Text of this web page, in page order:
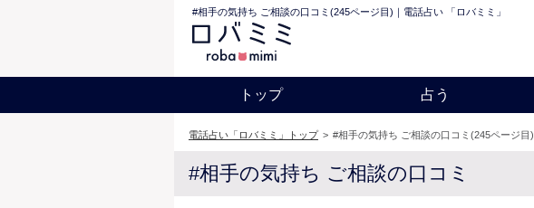
#相手の気持ち ご相談の口コミ(245ページ目)｜電話占い 「ロバミミ」
トップ 占う
電話占い「ロバミミ」トップ > #相手の気持ち ご相談の口コミ(245ページ目)
#相手の気持ち ご相談の口コミ